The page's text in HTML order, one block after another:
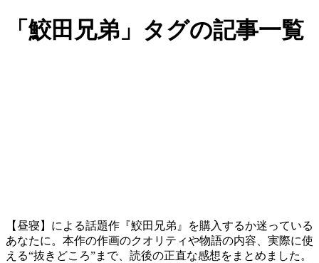
「鮫田兄弟」タグの記事一覧
【昼寝】による話題作『鮫田兄弟』を購入するか迷っている
あなたに。本作の作画のクオリティや物語の内容、実際に使
える“抜きどころ”まで、読後の正直な感想をまとめました。